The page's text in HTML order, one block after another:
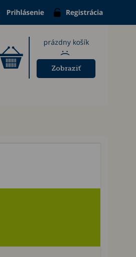
Prihlásenie Registrácia
prázdny košík
:(
Zobraziť